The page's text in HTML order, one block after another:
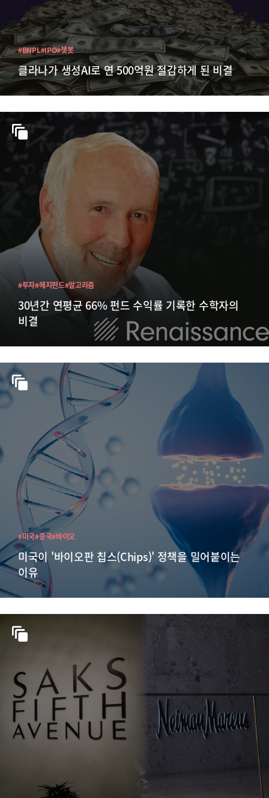
클라나가 생성AI로 연 500억원 절감하게 된 비결
#BNPL#IPO#챗봇
30년간 연평균 66% 펀드 수익률 기록한 수학자의
비결
#투자#헤지펀드#알고리즘
미국이 '바이오판 칩스(Chips)' 정책을 밀어붙이는
이유
#미국#중국#바이오